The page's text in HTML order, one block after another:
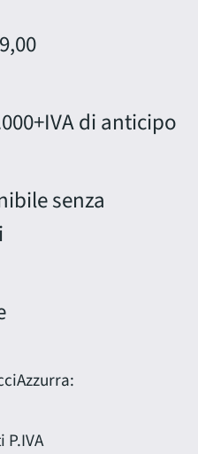
+IVA di anticipo
senza
P.IVA